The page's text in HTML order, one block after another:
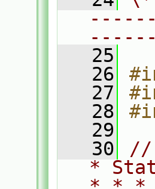
   25
   26
   27
   28
   29
   30
//
*